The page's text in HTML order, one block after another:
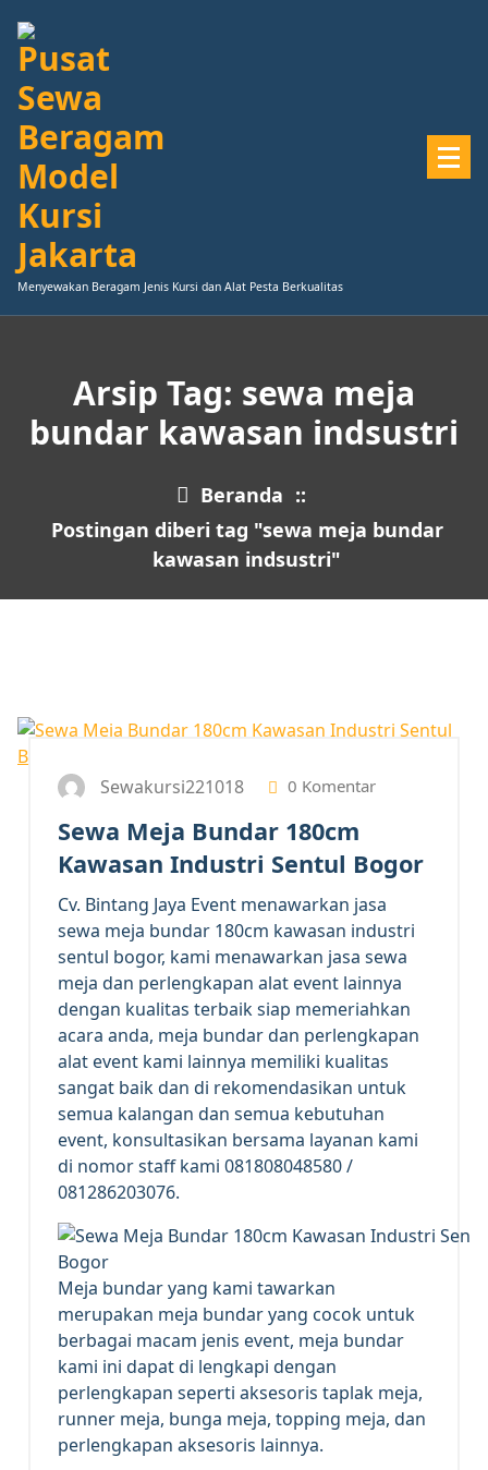
ke
konten
Menyewakan Beragam Jenis Kursi dan Alat Pesta Berkualitas
Arsip Tag: sewa meja
bundar kawasan indsustri
Beranda ::
Postingan diberi tag "sewa meja bundar
kawasan indsustri"
Sewakursi221018 0 Komentar
Sewa Meja Bundar 180cm
Kawasan Industri Sentul Bogor
Cv. Bintang Jaya Event menawarkan jasa
sewa meja bundar 180cm kawasan industri
sentul bogor, kami menawarkan jasa sewa
meja dan perlengkapan alat event lainnya
dengan kualitas terbaik siap memeriahkan
acara anda, meja bundar dan perlengkapan
alat event kami lainnya memiliki kualitas
sangat baik dan di rekomendasikan untuk
semua kalangan dan semua kebutuhan
event, konsultasikan bersama layanan kami
di nomor staff kami 081808048580 /
081286203076.
Meja bundar yang kami tawarkan
merupakan meja bundar yang cocok untuk
berbagai macam jenis event, meja bundar
kami ini dapat di lengkapi dengan
perlengkapan seperti aksesoris taplak meja,
runner meja, bunga meja, topping meja, dan
perlengkapan aksesoris lainnya.